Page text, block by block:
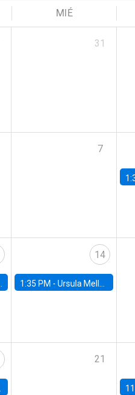
MIÉ
31
7
14
1:35 PM -Ursula Mello, Insper - Institute of Education and Research
21